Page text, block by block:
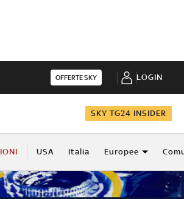
OFFERTE SKY LOGIN
SKY TG24 INSIDER
USA Italia Europee